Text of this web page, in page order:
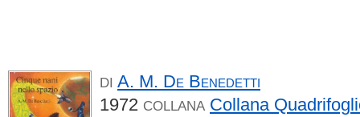
DI A. M. De Benedetti
1972 COLLANA Collana